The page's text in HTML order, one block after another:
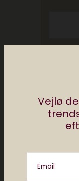
Vejlø
Email